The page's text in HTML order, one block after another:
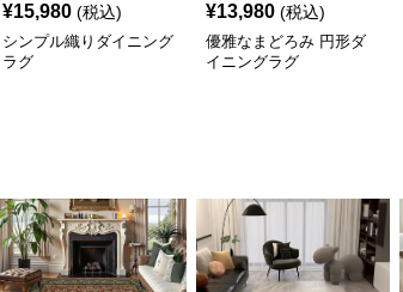
¥15,980 (税込)
シンプル織りダイニング
ラグ
¥13,980 (税込)
優雅なまどろみ 円形ダ
イニングラグ